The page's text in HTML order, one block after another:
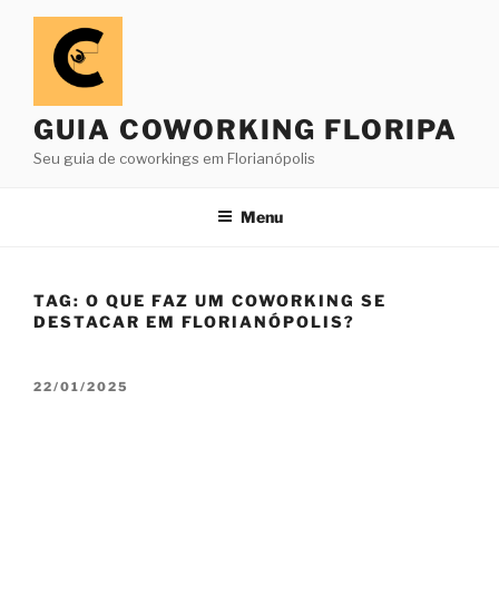
Pular
conteúdo
GUIA COWORKING FLORIPA
Seu guia de coworkings em Florianópolis
Menu
TAG: O QUE FAZ UM COWORKING SE
DESTACAR EM FLORIANÓPOLIS?
PUBLICADO
22/01/2025